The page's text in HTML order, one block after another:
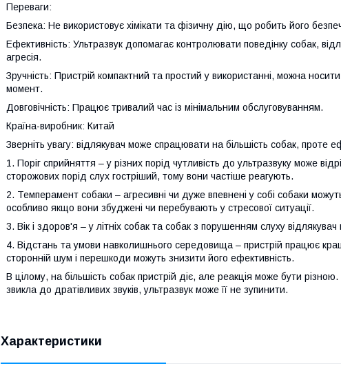
Переваги:
Безпека: Не використовує хімікати та фізичну дію, що робить його
Ефективність: Ультразвук допомагає контролювати поведінку собак,
агресія.
Зручність: Пристрій компактний та простий у використанні, можна
момент.
Довговічність: Працює тривалий час із мінімальним обслуговуванням.
Країна-виробник: Китай
Зверніть увагу: відлякувач може спрацювати на більшість собак, проте
1. Поріг сприйняття – у різних порід чутливість до ультразвуку може
сторожових порід слух гостріший, тому вони частіше реагують.
2. Темперамент собаки – агресивні чи дуже впевнені у собі собаки
особливо якщо вони збуджені чи перебувають у стресової ситуації.
3. Вік і здоров'я – у літніх собак та собак з порушенням слуху
4. Відстань та умови навколишнього середовища – пристрій працює
сторонній шум і перешкоди можуть знизити його ефективність.
В цілому, на більшість собак пристрій діє, але реакція може бути
звикла до дратівливих звуків, ультразвук може її не зупинити.
Характеристики